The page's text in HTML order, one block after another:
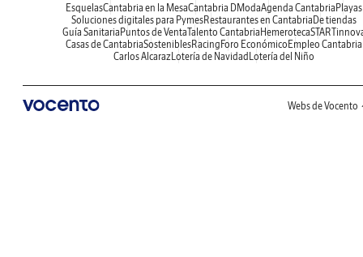
EsquelasCantabria en la MesaCantabria DModaAgenda CantabriaPlayas
Soluciones digitales para PymesRestaurantes en CantabriaDe tiendas
Guía SanitariaPuntos de VentaTalento CantabriaHemeroteca
Casas de CantabriaSosteniblesRacingForo EconómicoEmpleo Cantabria
Carlos AlcarazLotería de NavidadLotería del Niño
Webs de Vocento